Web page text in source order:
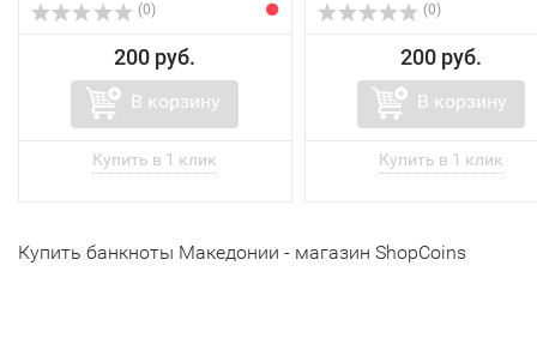
(0)
200 руб.
В корзину
(0)
200 руб.
В корзину
Купить банкноты Македонии - магазин ShopCoins